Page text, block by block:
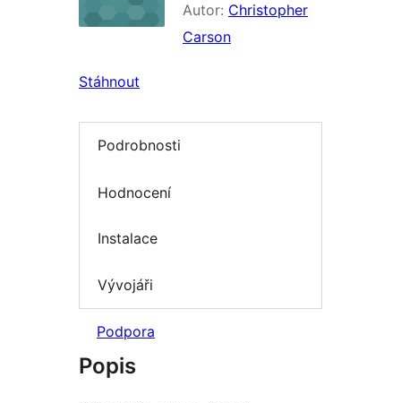
Autor: Christopher
Carson
Stáhnout
Podrobnosti
Hodnocení
Instalace
Vývojáři
Podpora
Popis